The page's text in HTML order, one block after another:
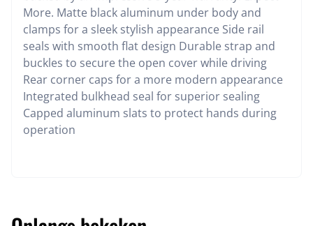
More. Matte black aluminum under body and
clamps for a sleek stylish appearance Side rail
seals with smooth flat design Durable strap and
buckles to secure the open cover while driving
Rear corner caps for a more modern appearance
Integrated bulkhead seal for superior sealing
Capped aluminum slats to protect hands during
operation